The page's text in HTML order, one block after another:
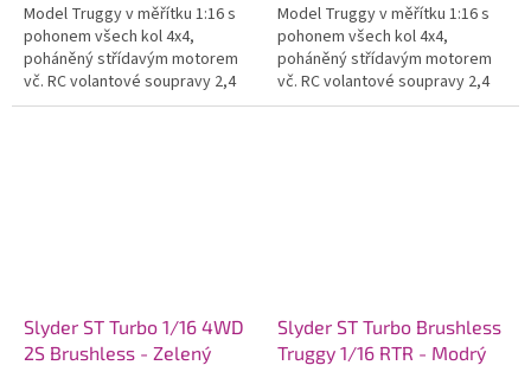
Model Truggy v měřítku 1:16 s
pohonem všech kol 4x4,
poháněný střídavým motorem
vč. RC volantové soupravy 2,4
GHz a pohonného akumulátoru.
Model Truggy v měřítku 1:16 s
pohonem všech kol 4x4,
poháněný střídavým motorem
vč. RC volantové soupravy 2,4
GHz a pohonného akumulátoru.
Slyder ST Turbo 1/16 4WD
2S Brushless - Zelený
Slyder ST Turbo Brushless
Truggy 1/16 RTR - Modrý